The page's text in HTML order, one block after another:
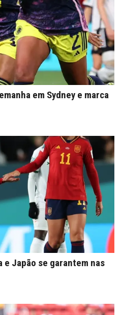
em Sydney e marca
e Japão se garantem nas